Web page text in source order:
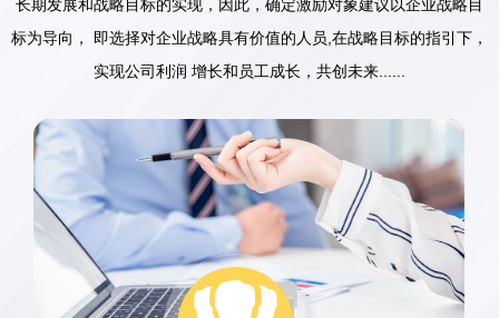
长期发展和战略目标的实现，因此，确定激励对象建议以企业战略目
标为导向， 即选择对企业战略具有价值的人员,在战略目标的指引下，
实现公司利润 增长和员工成长，共创未来......